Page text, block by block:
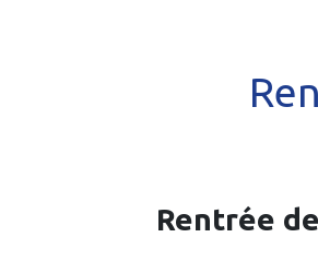
Rentrée